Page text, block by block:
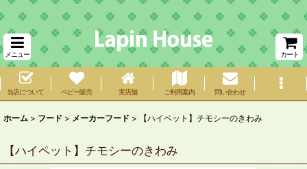
メニュー カート
当店について ベビー販売 実店舗 ご利用案内 問い合わせ
ホーム > フード > メーカーフード > 【ハイペット】チモシーのきわみ
【ハイペット】チモシーのきわみ